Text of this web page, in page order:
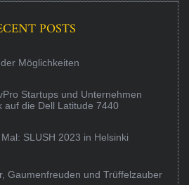
POSTS
Möglichkeiten
Startups und Unternehmen
auf die Dell Latitude 7440
SLUSH 2023 in Helsinki
Gaumenfreuden und Trüffelzauber